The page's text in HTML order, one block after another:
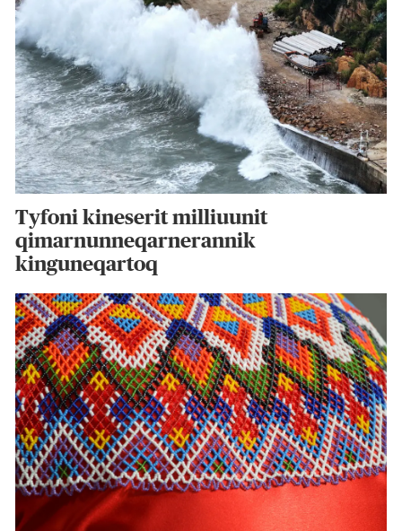
Tyfoni kineserit milliuunit
qimarnunneqarnerannik
kinguneqartoq